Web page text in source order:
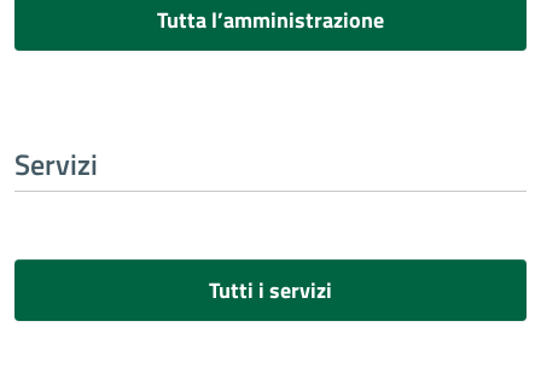
Tutta l’amministrazione
Servizi
Tutti i servizi